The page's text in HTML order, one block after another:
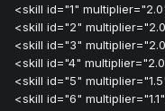
<skill id="1"
<skill id="2"
<skill id="3"
<skill id="4"
<skill id="5"
<skill id="6"